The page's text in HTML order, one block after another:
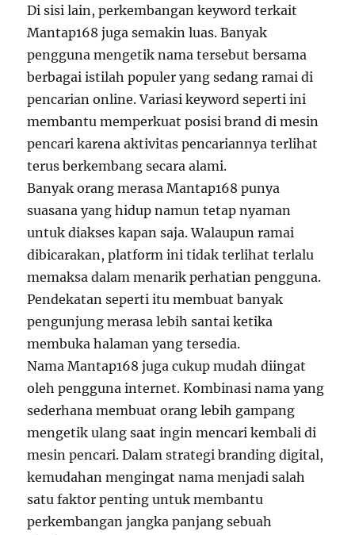
Di sisi lain, perkembangan keyword terkait
Mantap168 juga semakin luas. Banyak
pengguna mengetik nama tersebut bersama
berbagai istilah populer yang sedang ramai di
pencarian online. Variasi keyword seperti ini
membantu memperkuat posisi brand di mesin
pencari karena aktivitas pencariannya terlihat
terus berkembang secara alami.
Banyak orang merasa Mantap168 punya
suasana yang hidup namun tetap nyaman
untuk diakses kapan saja. Walaupun ramai
dibicarakan, platform ini tidak terlihat terlalu
memaksa dalam menarik perhatian pengguna.
Pendekatan seperti itu membuat banyak
pengunjung merasa lebih santai ketika
membuka halaman yang tersedia.
Nama Mantap168 juga cukup mudah diingat
oleh pengguna internet. Kombinasi nama yang
sederhana membuat orang lebih gampang
mengetik ulang saat ingin mencari kembali di
mesin pencari. Dalam strategi branding digital,
kemudahan mengingat nama menjadi salah
satu faktor penting untuk membantu
perkembangan jangka panjang sebuah